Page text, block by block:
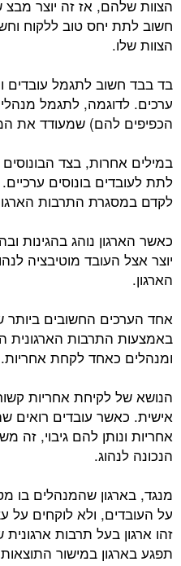
הצוות שלהם, אז זה יוצר מבצ
חשוב לתת יחס טוב ללקוח
הצוות שלו.
בד בבד חשוב לתגמל עובדים
ערכים. לדוגמה, לתגמל
הכפיפים להם) שמעודד את
במילים אחרות, בצד
לתת לעובדים בונוסים
לקדם במסגרת התרבות
כאשר הארגון נוהג בהגינות
יוצר אצל העובד מוטיבציה
הארגון.
אחד הערכים החשובים ביותר
באמצעות התרבות הארגונית
ומנהלים כאחד לקחת אחריות.
הנושא של לקיחת אחריות
אישית. כאשר עובדים רואים
אחריות ונותן להם גיבוי, זה
הנכונה לנהוג.
מנגד, בארגון שהמנהלים בו
על העובדים, ולא לוקחים על
זהו ארגון בעל תרבות
תפגע בארגון במישור